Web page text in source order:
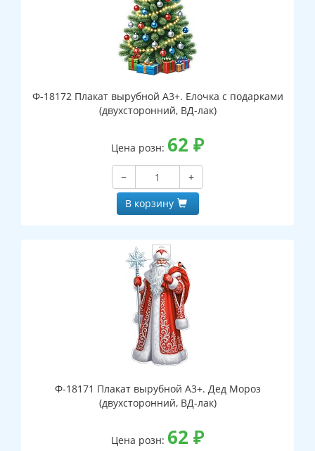
Ф-18172 Плакат вырубной А3+. Елочка с подарками
(двухсторонний, ВД-лак)
Цена розн: 62 ₽
−
+
В корзину
Ф-18171 Плакат вырубной А3+. Дед Мороз
(двухсторонний, ВД-лак)
Цена розн: 62 ₽